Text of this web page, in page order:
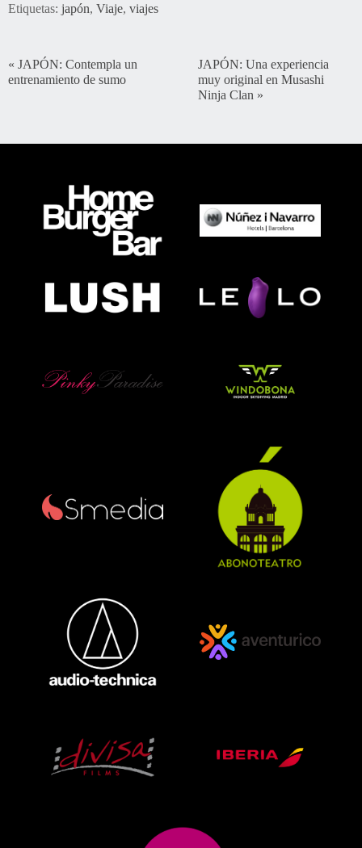
Etiquetas: japón, Viaje, viajes
« JAPÓN: Contempla un
entrenamiento de sumo
JAPÓN: Una experiencia
muy original en Musashi
Ninja Clan »